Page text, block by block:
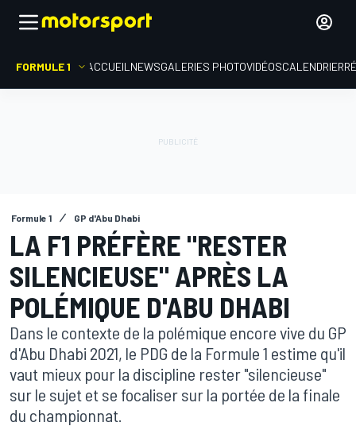
FORMULE 1 ACCUEIL NEWSGALERIES PHOTOVIDÉOSCALENDRIER
Formule 1 GP d'Abu Dhabi
LA F1 PRÉFÈRE "RESTER
SILENCIEUSE" APRÈS LA
POLÉMIQUE D'ABU DHABI
Dans le contexte de la polémique encore vive du GP
d'Abu Dhabi 2021, le PDG de la Formule 1 estime qu'il
vaut mieux pour la discipline rester "silencieuse"
sur le sujet et se focaliser sur la portée de la finale
du championnat.